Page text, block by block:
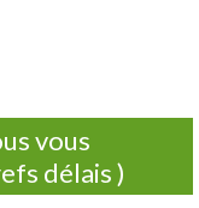
vous
délais )